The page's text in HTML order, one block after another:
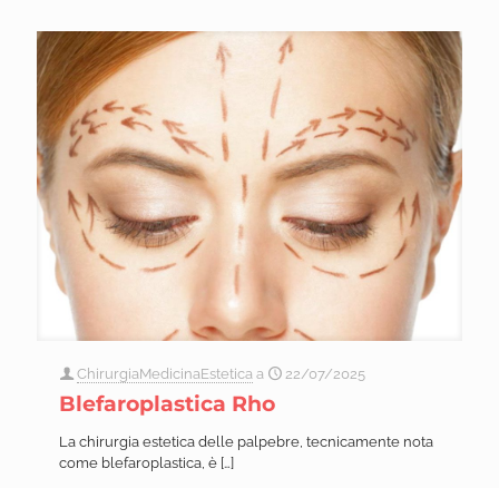
ChirurgiaMedicinaEstetica a 22/07/2025
Blefaroplastica Rho
La chirurgia estetica delle palpebre, tecnicamente nota
come blefaroplastica, è […]